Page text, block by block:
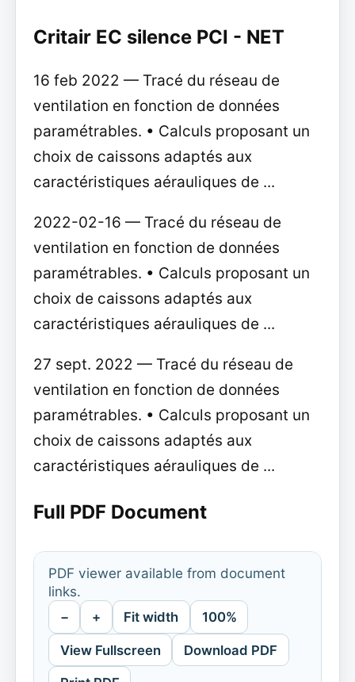
Critair EC silence PCI - NET
16 feb 2022 — Tracé du réseau de
ventilation en fonction de données
paramétrables. • Calculs proposant un
choix de caissons adaptés aux
caractéristiques aérauliques de ...
2022-02-16 — Tracé du réseau de
ventilation en fonction de données
paramétrables. • Calculs proposant un
choix de caissons adaptés aux
caractéristiques aérauliques de ...
27 sept. 2022 — Tracé du réseau de
ventilation en fonction de données
paramétrables. • Calculs proposant un
choix de caissons adaptés aux
caractéristiques aérauliques de ...
Full PDF Document
PDF viewer available from document
links.
− + Fit width 100%
View Fullscreen Download PDF